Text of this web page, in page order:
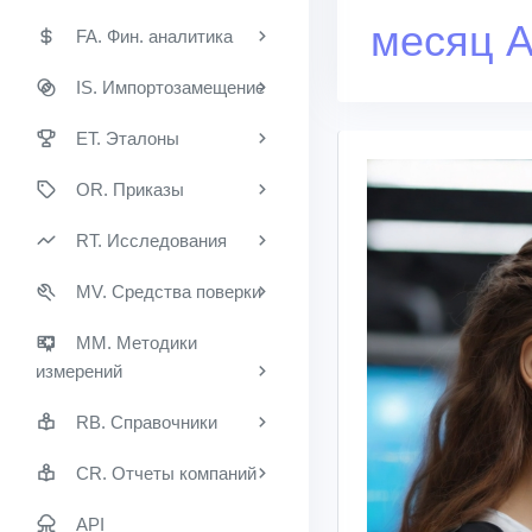
FA. Фин. аналитика
IS. Импортозамещение
ET. Эталоны
OR. Приказы
RT. Исследования
MV. Средства поверки
MM. Методики
измерений
RB. Справочники
CR. Отчеты компаний
API
месяц